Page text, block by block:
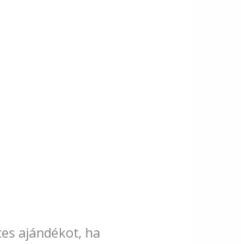
ajándékot, ha